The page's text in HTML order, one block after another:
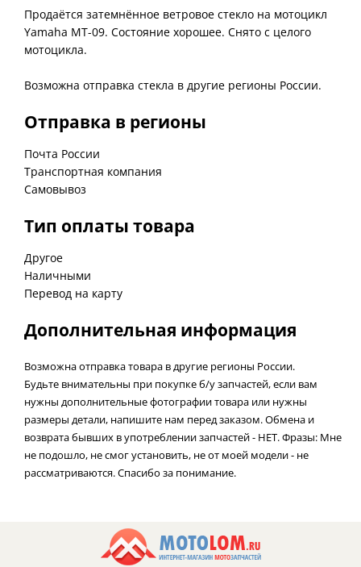
Продаётся затемнённое ветровое стекло на мотоцикл
Yamaha MT-09. Состояние хорошее. Снято с целого
мотоцикла.
Возможна отправка стекла в другие регионы России.
Отправка в регионы
Почта России
Транспортная компания
Самовывоз
Тип оплаты товара
Другое
Наличными
Перевод на карту
Дополнительная информация
Возможна отправка товара в другие регионы России.
Будьте внимательны при покупке б/у запчастей, если вам
нужны дополнительные фотографии товара или нужны
размеры детали, напишите нам перед заказом. Обмена и
возврата бывших в употреблении запчастей - НЕТ. Фразы: Мне
не подошло, не смог установить, не от моей модели - не
рассматриваются. Спасибо за понимание.